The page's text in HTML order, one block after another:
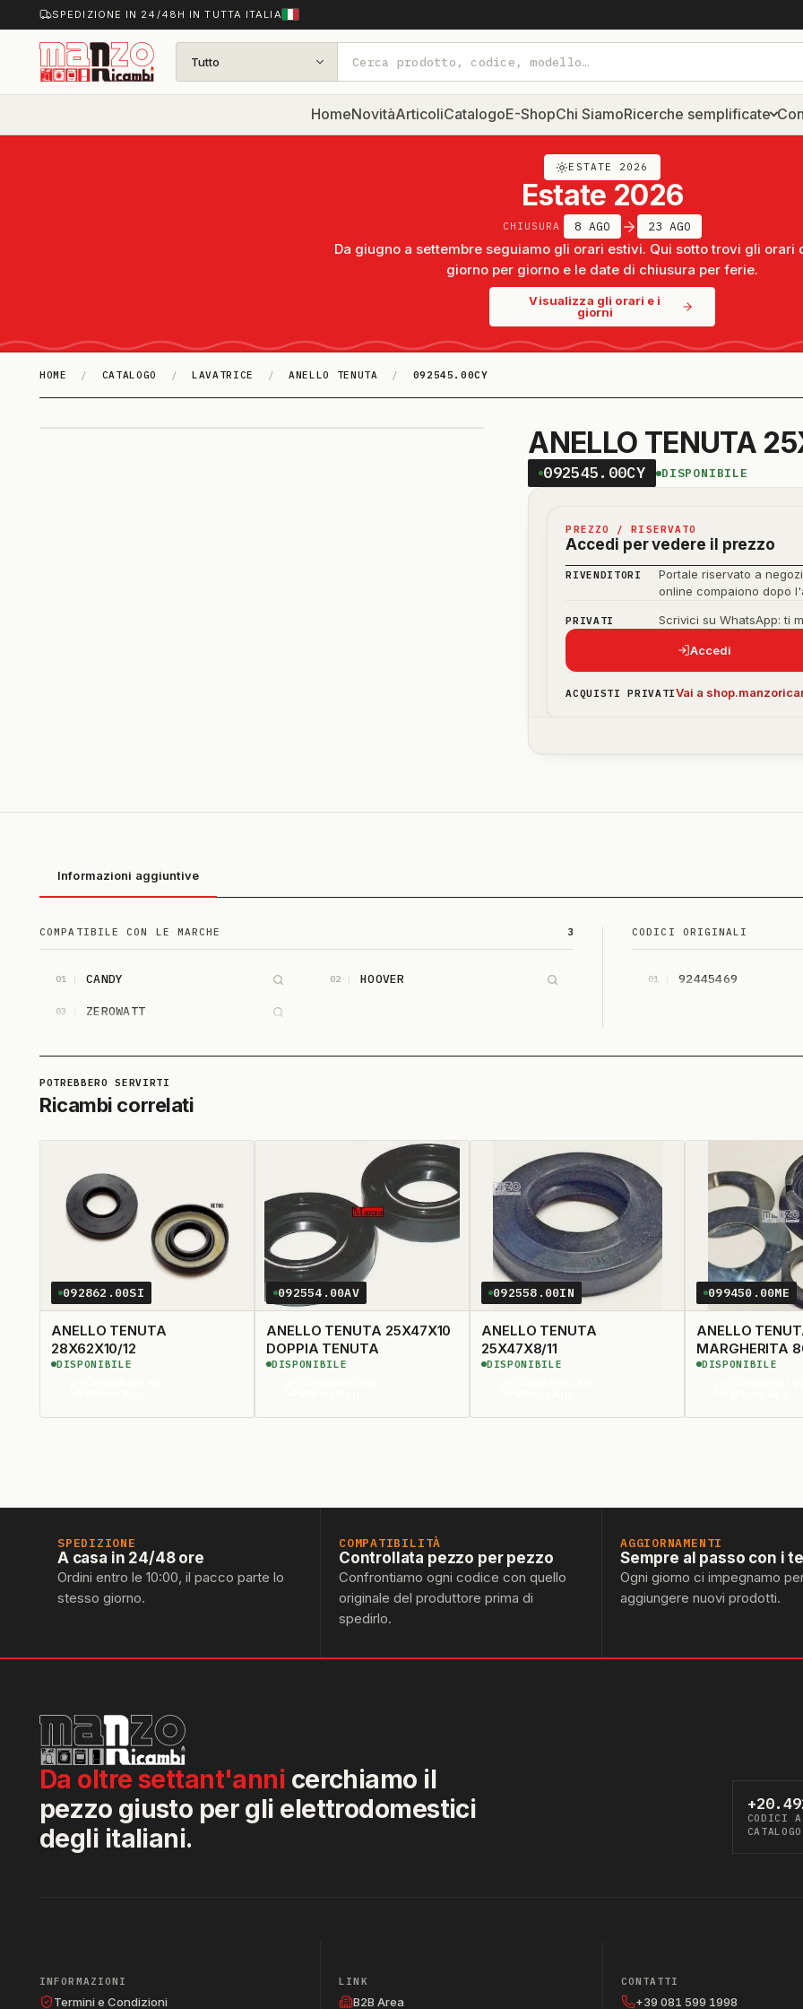
SPEDIZIONE IN 24/48H IN TUTTA ITALIA
Tutto
HomeNovitàArticoliCatalogoE-ShopChi SiamoRicerche semplificate
ESTATE 2026
Estate 2026
CHIUSURA 8 AGO 23 AGO
Da giugno a settembre seguiamo gli orari estivi. Qui sotto trovi gli orari
giorno per giorno e le date di chiusura per ferie.
Visualizza gli orari e i
giorni
HOME / CATALOGO / LAVATRICE / ANELLO TENUTA / 092545.00CY
ANELLO TENUTA
092545.00CY DISPONIBILE
PREZZO / RISERVATO
Accedi per vedere il prezzo
RIVENDITORI
Portale riservato a
online compaiono dopo
PRIVATI Scrivici su WhatsApp: ti
Accedi
ACQUISTI PRIVATIVai a
Informazioni aggiuntive
COMPATIBILE CON LE MARCHE 3
01 CANDY 02 HOOVER
03 ZEROWATT
CODICI ORIGINALI
01 92445469
Ricambi correlati
092862.00SI
ANELLO TENUTA
28X62X10/12
DISPONIBILE
092554.00AV
ANELLO TENUTA 25X47X10
DOPPIA TENUTA
DISPONIBILE
092558.00IN
ANELLO TENUTA
25X47X8/11
DISPONIBILE
099450.00ME
ANELLO
MARGHERITA
DISPONIBILE
SPEDIZIONE
A casa in 24/48 ore
Ordini entro le 10:00, il pacco parte lo
stesso giorno.
COMPATIBILITÀ
Controllata pezzo per pezzo
Confrontiamo ogni codice con quello
originale del produttore prima di
spedirlo.
AGGIORNAMENTI
Sempre al passo con i
Ogni giorno ci impegnamo
aggiungere nuovi prodotti.
Da oltre settant'anni cerchiamo il
pezzo giusto per gli elettrodomestici
degli italiani.
CODICI A
CATALOGO
INFORMAZIONI
Termini e Condizioni
LINK
B2B Area
CONTATTI
+39 081 599 1998